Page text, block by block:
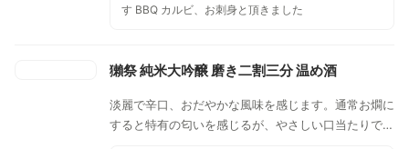
す BBQ カルビ、お刺身と頂きました
獺祭 純米大吟醸 磨き二割三分 温め酒
淡麗で辛口、おだやかな風味を感じます。通常お燗に
すると特有の匂いを感じるが、やさしい口当たりで